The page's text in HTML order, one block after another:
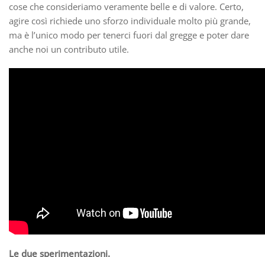
cose che consideriamo veramente belle e di valore. Certo,
agire così richiede uno sforzo individuale molto più grande,
ma è l’unico modo per tenerci fuori dal gregge e poter dare
anche noi un contributo utile.
Le due sperimentazioni.